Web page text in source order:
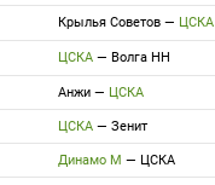
Крылья Советов — ЦСКА
ЦСКА — Волга НН
Анжи — ЦСКА
ЦСКА — Зенит
Динамо М — ЦСКА